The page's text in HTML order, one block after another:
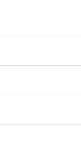
utilizar PayPal.
pagos con o sin